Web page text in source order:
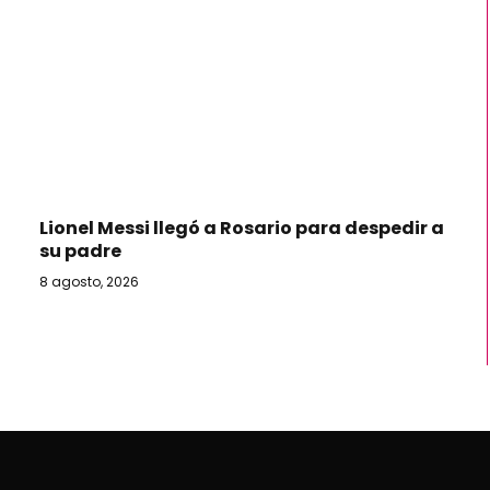
Lionel Messi llegó a Rosario para despedir a
su padre
8 agosto, 2026